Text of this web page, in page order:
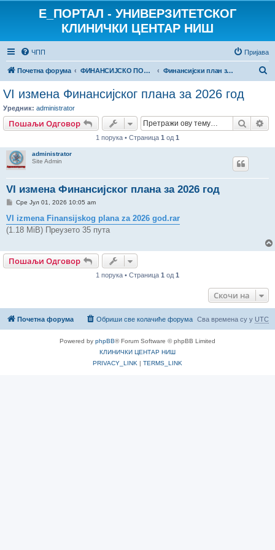
E_ПОРТАЛ - УНИВЕРЗИТЕТСКОГ
КЛИНИЧКИ ЦЕНТАР НИШ
ЧПП Пријава
Почетна форума ФИНАНСИЈСКО ПОСЛОВАЊЕ Финансијски план за 2026.
р
VI измена Финансијског плана за 2026 год
Уредник: administrator
Пошаљи Одговор
1 порука • Страница 1 од 1
administrator
Site Admin
VI измена Финансијског плана за 2026 год
П
р
у
к
Сре Јул 01, 2026 10:05 am
VI izmena Finansijskog plana za 2026 god.rar
(1.18 MiB) Преузето 35 пута
Пошаљи Одговор
1 порука • Страница 1 од 1
Скочи на
Почетна форума Сва времена су у UTC
Обриши све колачиће форума
Powered by phpBB® Forum Software © phpBB Limited
КЛИНИЧКИ ЦЕНТАР НИШ
PRIVACY_LINK | TERMS_LINK